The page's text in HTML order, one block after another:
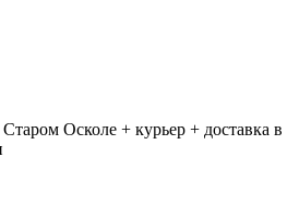
Осколе + курьер + доставка в